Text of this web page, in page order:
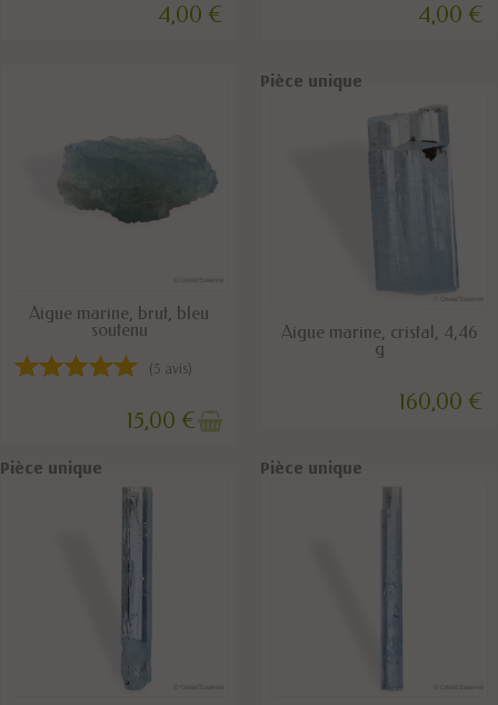
4,00 € 4,00 €
RUPTURE DE STOCK
Aigue marine, brut, bleu
soutenu
(5 avis)
15,00 €
DERNIERS ARTICLES EN STOCK
Pièce unique
Aigue marine, cristal, 4,46
g
160,00 €
Pièce unique
Pièce unique
Pièce unique Pièce unique
Pièce unique